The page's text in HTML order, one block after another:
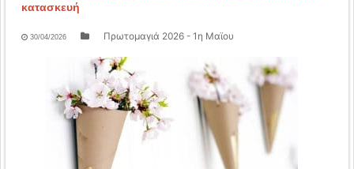
κατασκευή
30/04/2026 Πρωτομαγιά 2026 - 1η Μαϊου